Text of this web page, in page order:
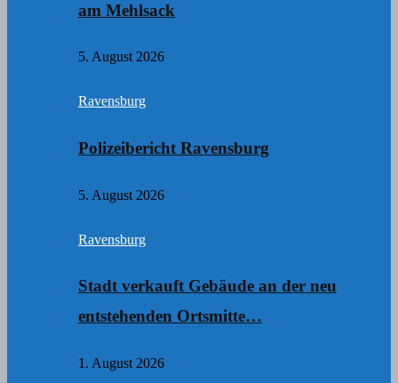
am Mehlsack
5. August 2026
Ravensburg
Polizeibericht Ravensburg
5. August 2026
Ravensburg
Stadt verkauft Gebäude an der neu
entstehenden Ortsmitte…
1. August 2026